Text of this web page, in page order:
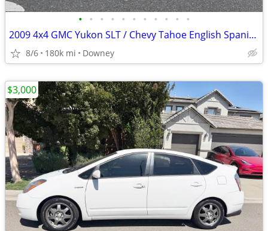
• • • • • • • • • • •
2009 4x4 GMC Yukon SLT / Chevy Tahoe English Spanish 90242
8/6 180k mi Downey
$3,000